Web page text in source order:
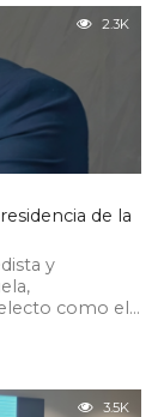
2.3K
de la
y
como el...
3.5K